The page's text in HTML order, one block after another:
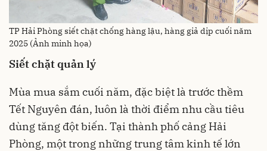
TP Hải Phòng siết chặt chống hàng lậu, hàng giả dịp cuối năm
2025 (Ảnh minh họa)
Siết chặt quản lý
Mùa mua sắm cuối năm, đặc biệt là trước thềm
Tết Nguyên đán, luôn là thời điểm nhu cầu tiêu
dùng tăng đột biến. Tại thành phố cảng Hải
Phòng, một trong những trung tâm kinh tế lớn